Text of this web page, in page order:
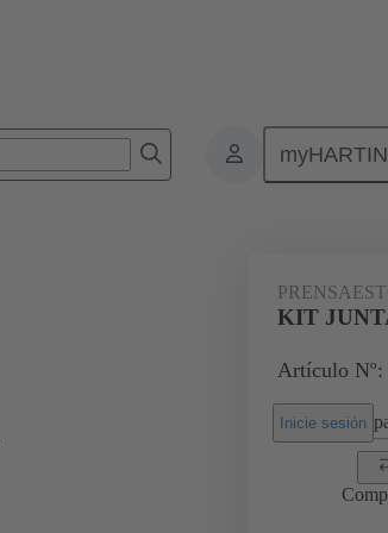
Accesorios Prensaestopas
KIT
Artículo Nº:
Inicie sesión